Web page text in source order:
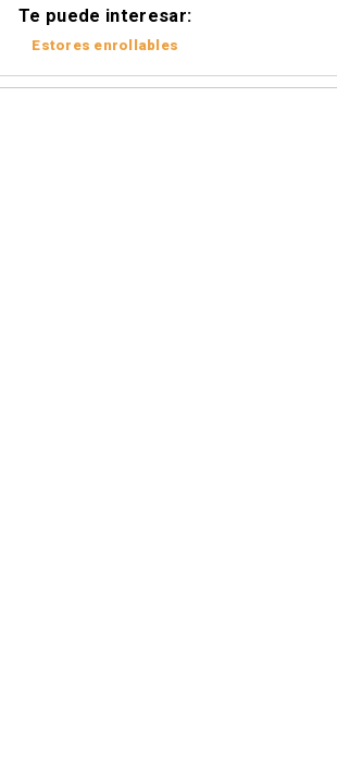
Te puede interesar:
Estores enrollables